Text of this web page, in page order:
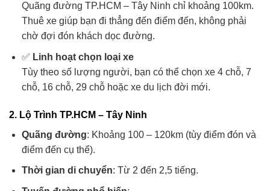
Quãng đường TP.HCM – Tây Ninh chỉ khoảng 100km.
Thuê xe giúp bạn đi thẳng đến điểm đến, không phải
chờ đợi đón khách dọc đường.
✅ Linh hoạt chọn loại xe
Tùy theo số lượng người, bạn có thể chọn xe 4 chỗ, 7
chỗ, 16 chỗ, 29 chỗ hoặc xe du lịch đời mới.
2. Lộ Trình TP.HCM – Tây Ninh
Quãng đường: Khoảng 100 – 120km (tùy điểm đón và
điểm đến cụ thể).
Thời gian di chuyển: Từ 2 đến 2,5 tiếng.